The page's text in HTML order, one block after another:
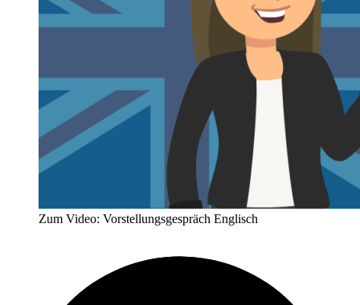
Zum Video: Vorstellungsgespräch Englisch